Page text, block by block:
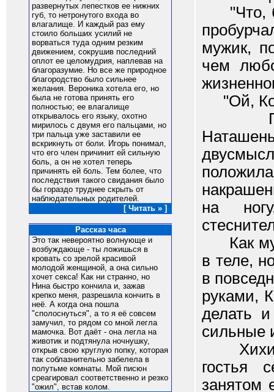
развернутых лепестков ее нижних
губ, то нетронутого входа во
влагалище. И каждый раз ему
стоило больших усилий не
ворваться туда одним резким
движением, сокрушив последний
оплот ее целомудрия, наплевав на
благоразумие. Но все же природное
благородство было сильнее
желания. Вероника хотела его, но
была не готова принять его
полностью; ее влагалище
открывалось его языку, охотно
мирилось с двумя его пальцами, но
три пальца уже заставили ее
вскрикнуть от боли. Игорь понимал,
что его член причинит ей сильную
боль, а он не хотел теперь
причинять ей боль. Тем более, что
последствия такого свидания было
бы гораздо труднее скрыть от
наблюдательных родителей.
[ Читать » ]
Рассказ часа
Это так невероятно волнующе и
возбуждающе - ты ложишься в
кровать со зрелой красивой
молодой женщиной, а она сильно
хочет секса! Как ни странно, но
Нина быстро кончила и, зажав
крепко меня, разрешила кончить в
неё. А когда она пошла
"сполоснуться", а то я её совсем
замучил, то рядом со мной легла
мамочка. Вот даёт - она легла на
животик и подтянула ночнушку,
открыв свою круглую попку, которая
так соблазнительно забелела в
полутьме комнаты. Мой писюн
среагировал соответственно и резко
"ожил", встав колом.
"Что,
мужик,
чем
"Ой,
на
Как
в теле,
в
руками,
делать
сильные
гостья
занятом